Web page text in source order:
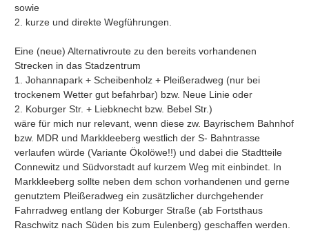
sowie
2. kurze und direkte Wegführungen.
Eine (neue) Alternativroute zu den bereits vorhandenen
Strecken in das Stadzentrum
1. Johannapark + Scheibenholz + Pleißeradweg (nur bei
trockenem Wetter gut befahrbar) bzw. Neue Linie oder
2. Koburger Str. + Liebknecht bzw. Bebel Str.)
wäre für mich nur relevant, wenn diese zw. Bayrischem Bahnhof
bzw. MDR und Markkleeberg westlich der S- Bahntrasse
verlaufen würde (Variante Ökolöwe!!) und dabei die Stadtteile
Connewitz und Südvorstadt auf kurzem Weg mit einbindet. In
Markkleeberg sollte neben dem schon vorhandenen und gerne
genutztem Pleißeradweg ein zusätzlicher durchgehender
Fahrradweg entlang der Koburger Straße (ab Fortsthaus
Raschwitz nach Süden bis zum Eulenberg) geschaffen werden.